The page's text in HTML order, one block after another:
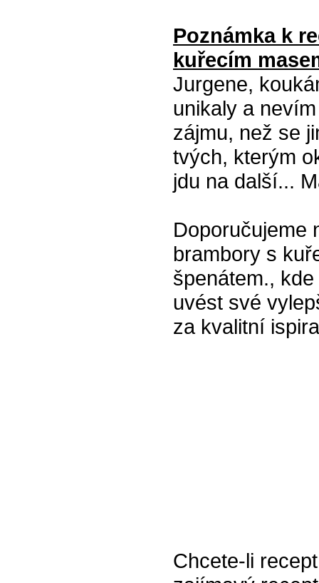
Poznámka k
kuřecím
Jurgene,
unikaly a
zájmu, než se
tvých, kterým
jdu na další...
Doporučujeme
brambory s
špenátem.,
uvést své
za kvalitní
Chcete-li